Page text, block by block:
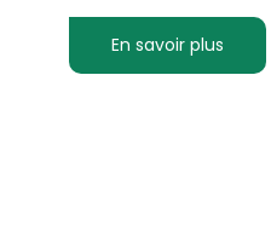
En savoir plus